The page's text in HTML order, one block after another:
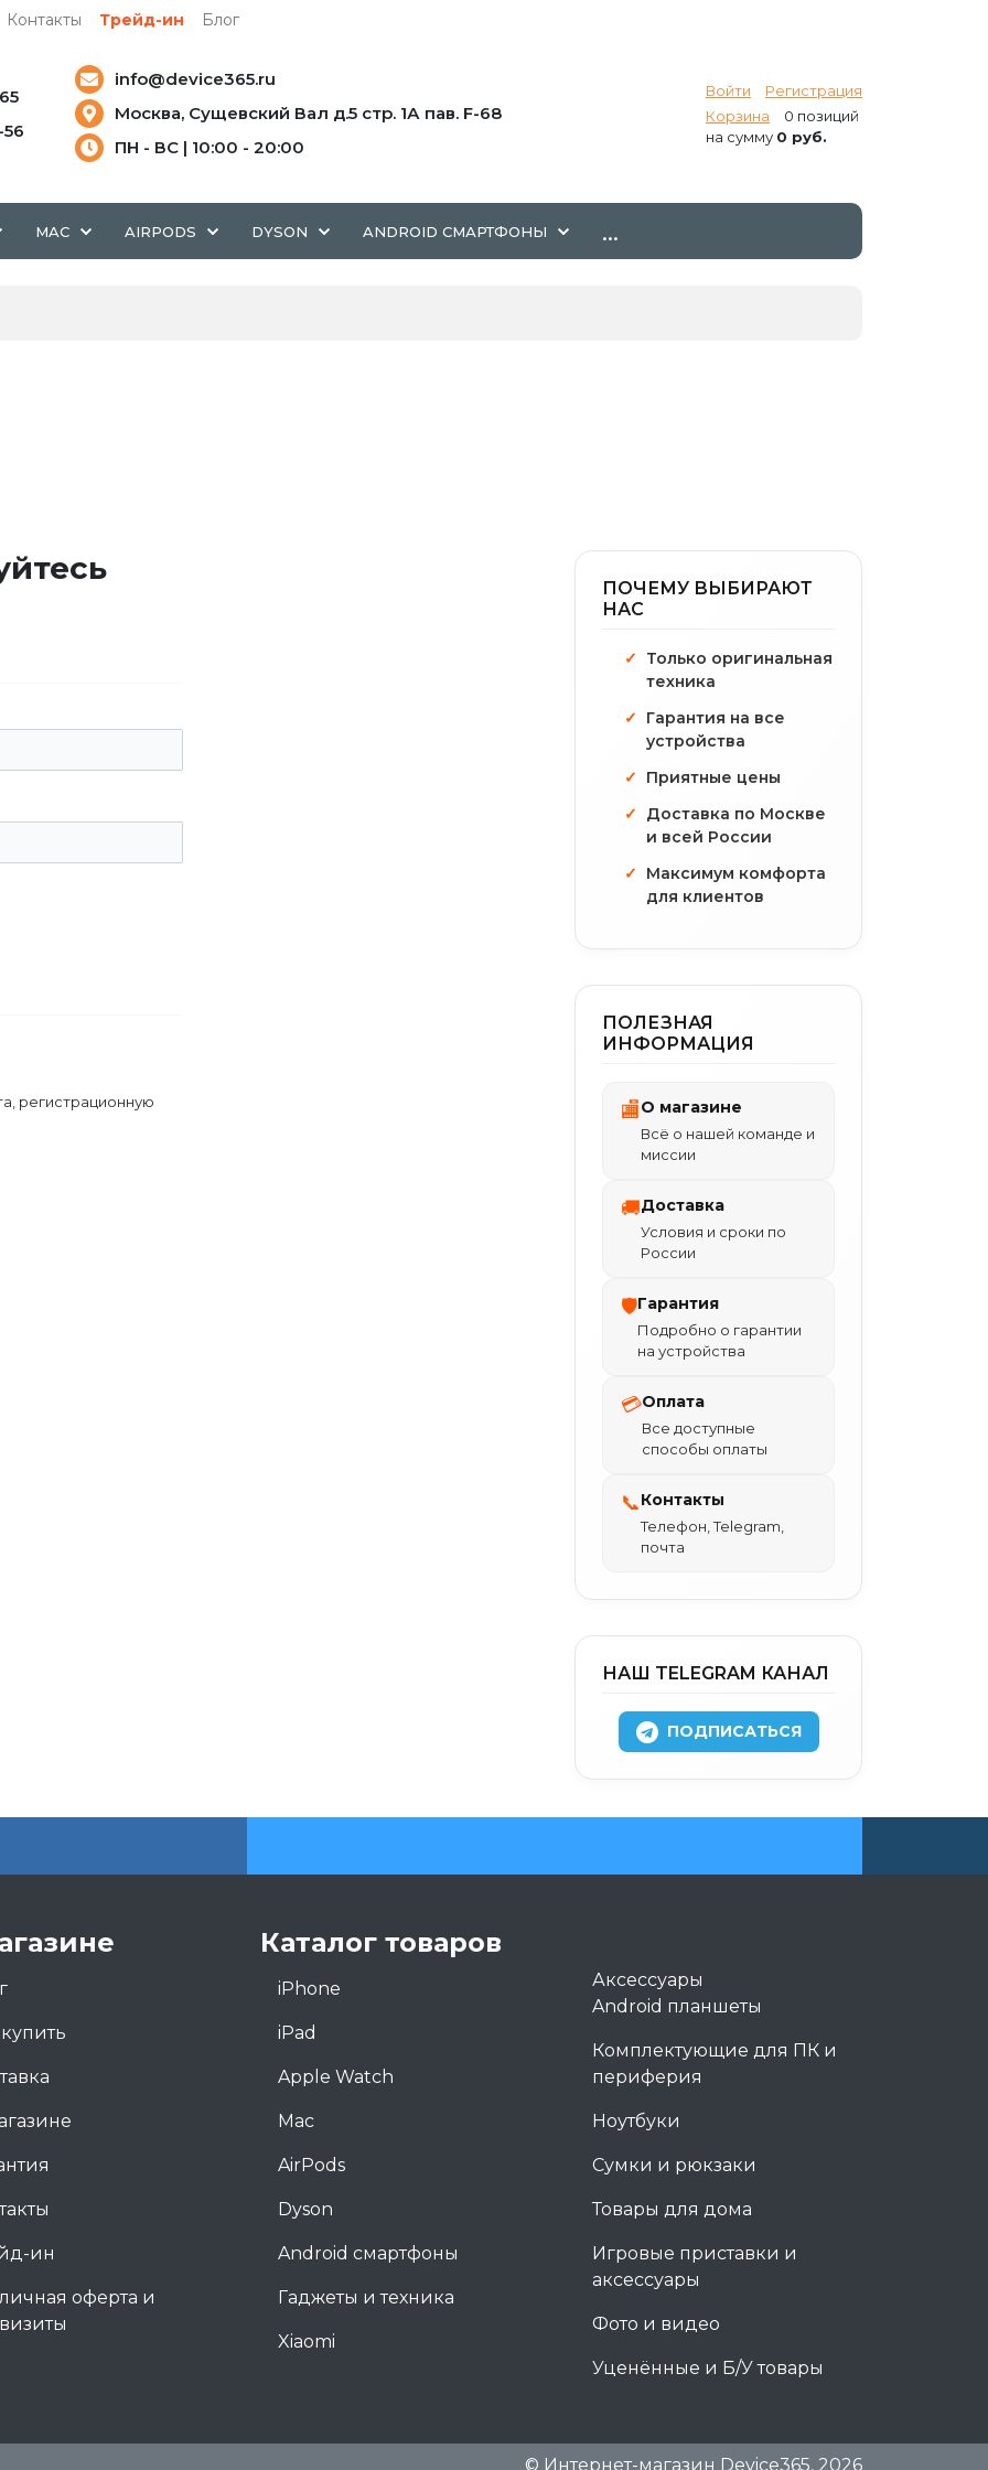
Контакты Трейд-ин Блог
Войти
Регистрация
Корзина
0 позиций
на сумму 0 руб.
info@device365.ru
Москва, Сущевский Вал д.5 стр. 1А пав. F-68
ПН - ВС | 10:00 - 20:00
MAC AIRPODS DYSON ANDROID СМАРТФОНЫ ...
регистрационную
ПОЧЕМУ ВЫБИРАЮТ
НАС
Только оригинальная
техника
Гарантия на все
устройства
Приятные цены
Доставка по Москве
и всей России
Максимум комфорта
для клиентов
ПОЛЕЗНАЯ
ИНФОРМАЦИЯ
🏬О магазине
Всё о нашей команде и
миссии
🚚Доставка
Условия и сроки по
России
🛡Гарантия
Подробно о гарантии
на устройства
💳Оплата
Все доступные
способы оплаты
📞Контакты
Телефон, Telegram,
почта
НАШ TELEGRAM КАНАЛ
ПОДПИСАТЬСЯ
ин
оферта и
Каталог товаров
iPhone
iPad
Apple Watch
Mac
AirPods
Dyson
Android смартфоны
Гаджеты и техника
Xiaomi
Аксессуары
Android планшеты
Комплектующие для ПК и
периферия
Ноутбуки
Сумки и рюкзаки
Товары для дома
Игровые приставки и
аксессуары
Фото и видео
Уценённые и Б/У товары
© Интернет-магазин Device365, 2026